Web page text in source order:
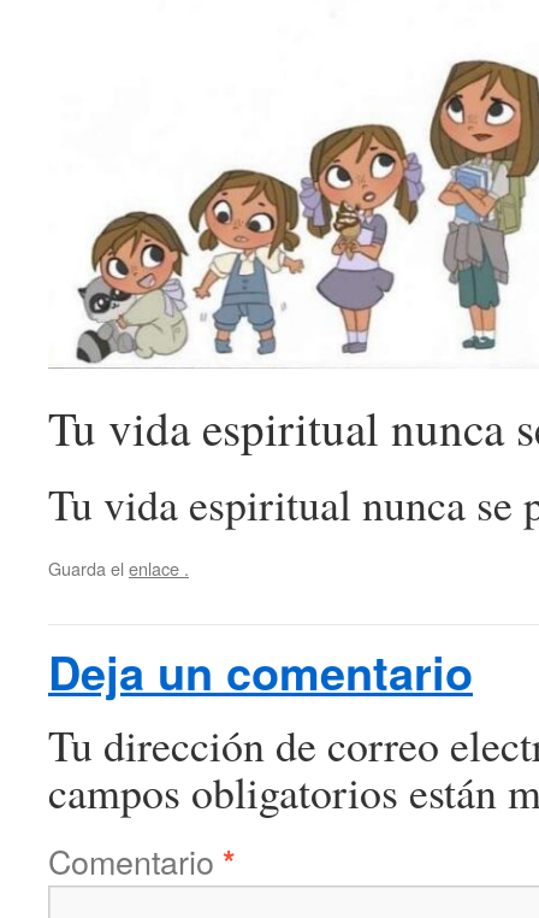
Tu vida espiritual nunca
Tu vida espiritual nunca se
Guarda el enlace .
Deja un comentario
Tu dirección de correo
campos obligatorios están
Comentario *